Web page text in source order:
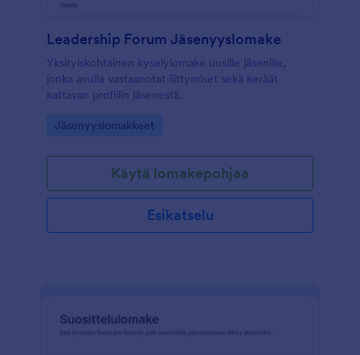
Leadership Forum Jäsenyyslomake
Yksityiskohtainen kyselylomake uusille jäsenille,
jonka avulla vastaanotat liittymiset sekä keräät
kattavan profiilin jäsenestä.
Go to Category:
Jäsenyyslomakkeet
Käytä lomakepohjaa
Esikatselu